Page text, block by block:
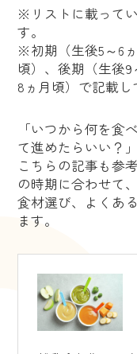
※リストに載って
す。
※初期（生後5～6
頃）、後期（生後9
8ヵ月頃）で記載し
「いつから何を食
て進めたらいい？
こちらの記事も参
の時期に合わせて
食材選び、よくあ
ます。